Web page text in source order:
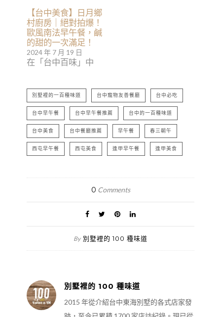
【台中美食】日月鄉
村廚房｜絕對拍爆！
歐風南法早午餐，鹹
的甜的一次滿足！
2024 年 7 月 19 日
在「台中百味」中
別墅裡的一百種味道 台中寵物友善餐廳 台中必吃
台中早午餐 台中早午餐推薦 台中的一百種味道
台中美食 台中餐廳推薦 早午餐 春三朝午
西屯早午餐 西屯美食 逢甲早午餐 逢甲美食
0 Comments
By 別墅裡的 100 種味道
別墅裡的 100 種味道
2015 年從介紹台中東海別墅的各式店家發